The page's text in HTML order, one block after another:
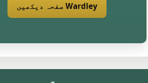
Wardley صفحہ دیکھیں